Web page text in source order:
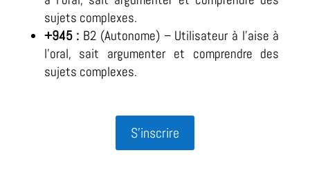
sujets complexes.
+945 : B2 (Autonome) – Utilisateur à l’aise à
l’oral, sait argumenter et comprendre des
sujets complexes.
S'inscrire